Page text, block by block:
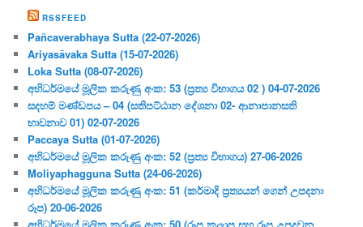
RSSFEED
Pañcaverabhaya Sutta (22-07-2026)
Ariyasāvaka Sutta (15-07-2026)
Loka Sutta (08-07-2026)
අභිධර්මයේ මූලික කරුණු අංක: 53 (ප්‍ර‍ත්‍ය විභාගය 02 ) 04-07-2026
සදහම් මණ්ඩපය – 04 (සතිපට්ඨාන දේශනා 02- ආනාපානසති
භාවනාව 01) 02-07-2026
Paccaya Sutta (01-07-2026)
අභිධර්මයේ මූලික කරුණු අංක: 52 (ප්‍ර‍ත්‍ය විභාගය) 27-06-2026
Moliyaphagguna Sutta (24-06-2026)
අභිධර්මයේ මූලික කරුණු අංක: 51 (කර්මාදි ප්‍ර‍ත්‍යයන් ගෙන් උපදනා
රූප) 20-06-2026